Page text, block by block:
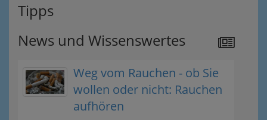
Tipps
News und Wissenswertes
Weg vom Rauchen - ob Sie
wollen oder nicht: Rauchen
aufhören